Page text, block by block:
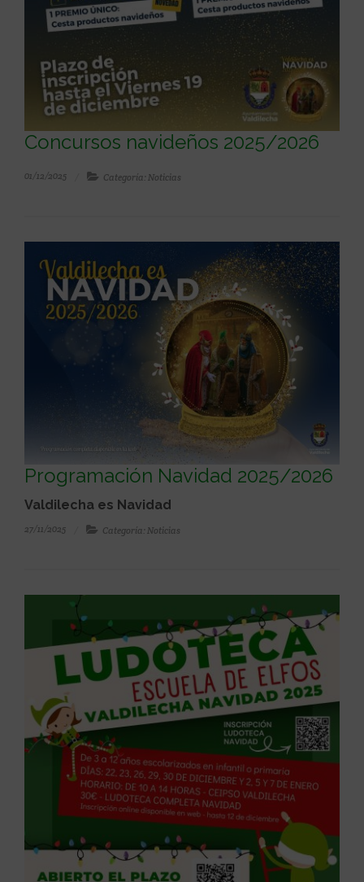
Concursos navideños 2025/2026
01/12/2025 Categoría: Noticias
Programación Navidad 2025/2026
Valdilecha es Navidad
27/11/2025 Categoría: Noticias